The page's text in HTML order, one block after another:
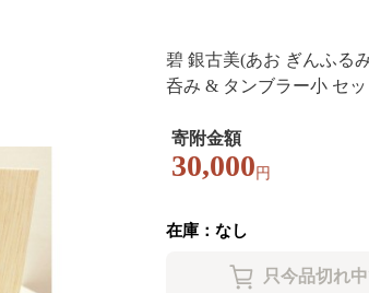
碧 銀古美(あお ぎんふる
呑み & タンブラー小 セッ
寄附金額
30,000 円
在庫：なし